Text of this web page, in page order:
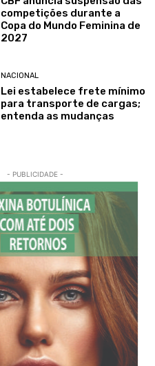
competições durante a
Copa do Mundo Feminina de
2027
NACIONAL
Lei estabelece frete mínimo
para transporte de cargas;
entenda as mudanças
- PUBLICIDADE -